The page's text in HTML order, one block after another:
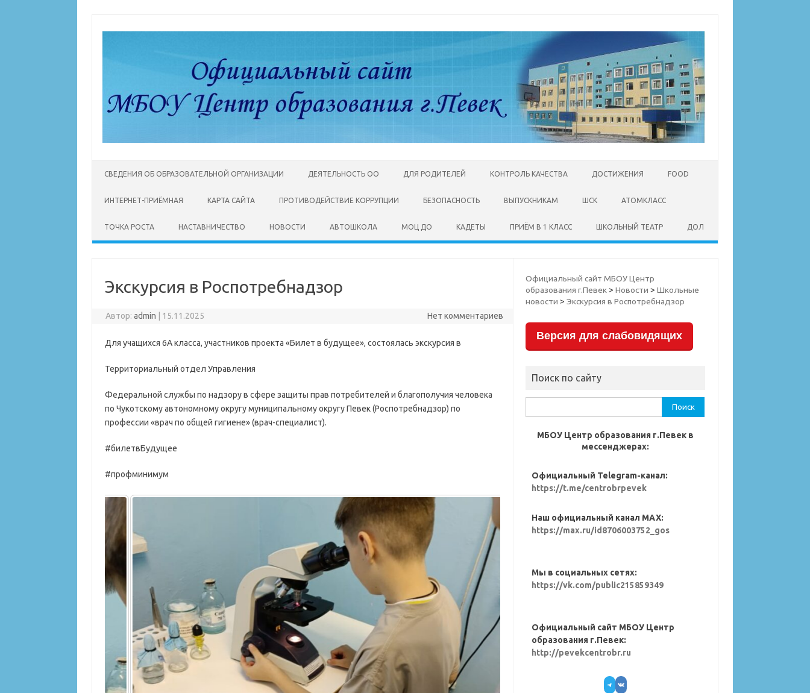
СВЕДЕНИЯ ОБ ОБРАЗОВАТЕЛЬНОЙ ОРГАНИЗАЦИИ ДЕЯТЕЛЬНОСТЬ ОО ДЛЯ РОДИТЕЛЕЙ КОНТРОЛЬ КАЧЕСТВА ДОСТИЖЕНИЯ FOOD
ИНТЕРНЕТ-ПРИЁМНАЯ КАРТА САЙТА ПРОТИВОДЕЙСТВИЕ КОРРУПЦИИ БЕЗОПАСНОСТЬ ВЫПУСКНИКАМ ШСК АТОМКЛАСС
ТОЧКА РОСТА НАСТАВНИЧЕСТВО НОВОСТИ АВТОШКОЛА МОЦ ДО КАДЕТЫ ПРИЁМ В 1 КЛАСС ШКОЛЬНЫЙ ТЕАТР ДОЛ
Экскурсия в Роспотребнадзор
Автор:admin 15.11.2025 Нет комментариев
Для учащихся 6А класса, участников проекта «Билет в будущее», состоялась экскурсия в
Территориальный отдел Управления
Федеральной службы по надзору в сфере защиты прав потребителей и благополучия человека
по Чукотскому автономному округу муниципальному округу Певек (Роспотребнадзор) по
профессии «врач по общей гигиене» (врач-специалист).
#билетвБудущее
#профминимум
Официальный сайт МБОУ Центр
образования г.Певек>Новости >Школьные
новости >Экскурсия в Роспотребнадзор
Версия для слабовидящих
Поиск по сайту
МБОУ Центр образования г.Певек в
мессенджерах:
Официальный Telegram-канал:
https://t.me/centrobrpevek
Наш официальный канал MAX:
https://max.ru/id8706003752_gos
Мы в социальных сетях:
https://vk.com/public215859349
Официальный сайт МБОУ Центр
образования г.Певек:
http://pevekcentrobr.ru
Telegram
VK